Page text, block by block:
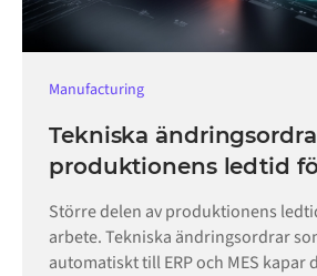
Manufacturing
Tekniska
produktionens ledtid
Större delen av produktionens
arbete. Tekniska ändringsordrar
automatiskt till ERP och MES kapar